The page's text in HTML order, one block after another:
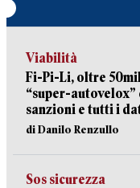
Viabilità
Fi-Pi-Li, oltre
“super-autovelox”
sanzioni e tutti i
di Danilo Renzullo
Sos sicurezza